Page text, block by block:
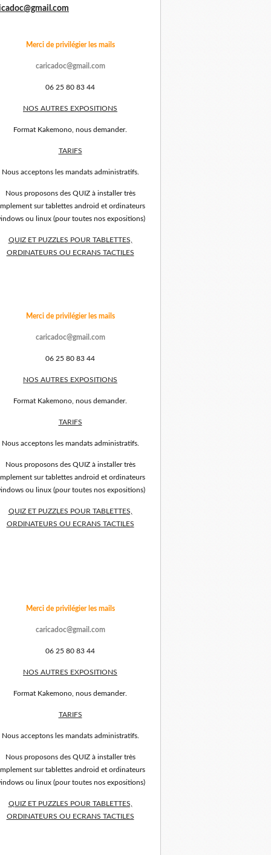
Merci de privilégier les mails
caricadoc@gmail.com
06 25 80 83 44
NOS AUTRES EXPOSITIONS
Format Kakemono, nous demander.
TARIFS
Nous acceptons les mandats administratifs.
Nous proposons des QUIZ à installer très
sur tablettes android et ordinateurs
ou linux (pour toutes nos expositions)
QUIZ ET PUZZLES POUR TABLETTES,
ORDINATEURS OU ECRANS TACTILES
Merci de privilégier les mails
caricadoc@gmail.com
06 25 80 83 44
NOS AUTRES EXPOSITIONS
Format Kakemono, nous demander.
TARIFS
Nous acceptons les mandats administratifs.
Nous proposons des QUIZ à installer très
sur tablettes android et ordinateurs
ou linux (pour toutes nos expositions)
QUIZ ET PUZZLES POUR TABLETTES,
ORDINATEURS OU ECRANS TACTILES
Merci de privilégier les mails
caricadoc@gmail.com
06 25 80 83 44
NOS AUTRES EXPOSITIONS
Format Kakemono, nous demander.
TARIFS
Nous acceptons les mandats administratifs.
Nous proposons des QUIZ à installer très
sur tablettes android et ordinateurs
ou linux (pour toutes nos expositions)
QUIZ ET PUZZLES POUR TABLETTES,
ORDINATEURS OU ECRANS TACTILES